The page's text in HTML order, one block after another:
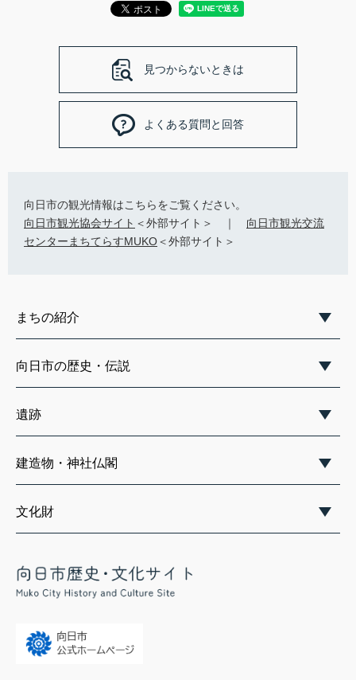
見つからないときは
よくある質問と回答
向日市の観光情報はこちらをご覧ください。
向日市観光協会サイト ＜外部サイト＞ ｜ 向日市観光交流
センターまちてらすMUKO＜外部サイト＞
まちの紹介
向日市の歴史・伝説
遺跡
建造物・神社仏閣
文化財